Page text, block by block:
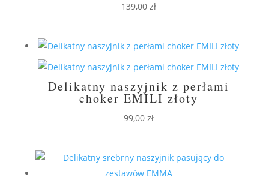
139,00 zł
Delikatny naszyjnik z perłami
choker EMILI złoty
99,00 zł